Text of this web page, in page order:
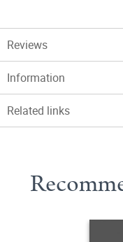
Reviews
Information
Related links